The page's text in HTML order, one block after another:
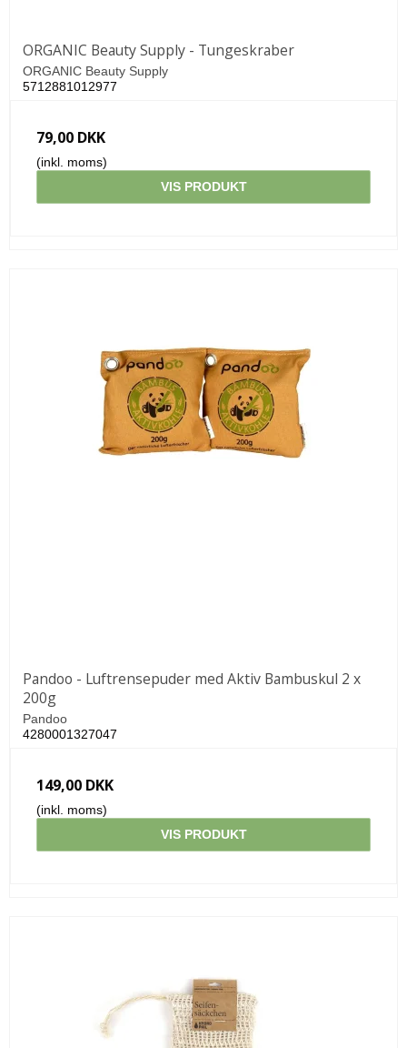
ORGANIC Beauty Supply - Tungeskraber
ORGANIC Beauty Supply
5712881012977
79,00 DKK
(inkl. moms)
VIS PRODUKT
Pandoo - Luftrensepuder med Aktiv Bambuskul 2 x
200g
Pandoo
4280001327047
149,00 DKK
(inkl. moms)
VIS PRODUKT